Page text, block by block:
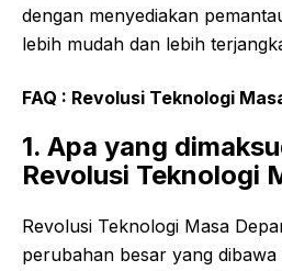
dengan menyediakan
lebih mudah dan lebih
FAQ : Revolusi Teknologi
1. Apa yang
Revolusi Teknologi
Revolusi Teknologi Masa
perubahan besar yang